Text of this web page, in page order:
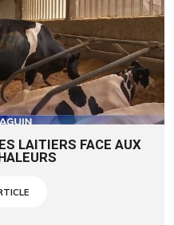
LAITIERS FACE AUX